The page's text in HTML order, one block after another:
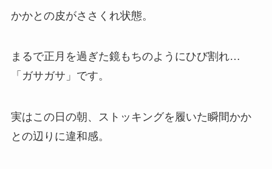
かかとの皮がささくれ状態。
まるで正月を過ぎた鏡もちのようにひび割れ…
「ガサガサ」です。
実はこの日の朝、ストッキングを履いた瞬間かか
との辺りに違和感。